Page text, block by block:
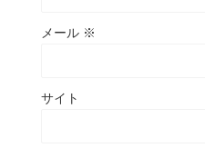
メール ※
サイト